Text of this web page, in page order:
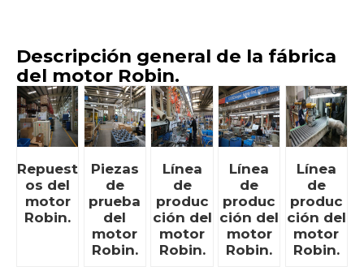
Descripción general de la fábrica
del motor Robin.
Repuest
os del
motor
Robin.
Piezas
de
prueba
del
motor
Robin.
Línea
de
produc
ción del
motor
Robin.
Línea
de
produc
ción del
motor
Robin.
Línea
de
produc
ción del
motor
Robin.